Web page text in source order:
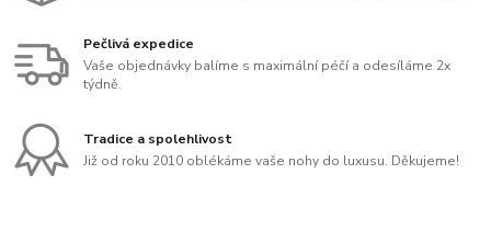
Pečlivá expedice
Vaše objednávky balíme s maximální péčí a odesíláme 2x
týdně.
Tradice a spolehlivost
Již od roku 2010 oblékáme vaše nohy do luxusu. Děkujeme!